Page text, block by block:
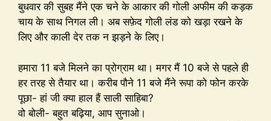
बुधवार की सुबह मैंने एक चने के आकार की गोली अफीम की कड़क
चाय के साथ निगल ली। अब सफ़ेद गोली लंड को खड़ा रखने के
लिए और काली देर तक न झड़ने के लिए।
हमारा 11 बजे मिलने का प्रोग्राम था। मगर मैं 10 बजे से पहले ही
हर तरह से तैयार था। करीब पौने 11 बजे मैंने रूपा को फोन करके
पूछा- हां जी क्या हाल हैं साली साहिबा?
वो बोली- बहुत बढ़िया, आप सुनाओ।